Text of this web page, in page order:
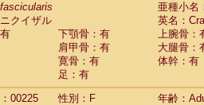
fascicularis
亜種小名
クイザル
英名：
下顎骨：有
上腕骨：
肩甲骨：有
大腿骨：
寛骨：有
体幹：有
足：有
00225
性別：F
年齢：